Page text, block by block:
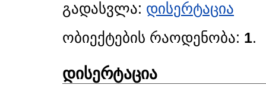
გადასვლა: დისერტაცია
ობიექტების რაოდენობა: 1.
დისერტაცია